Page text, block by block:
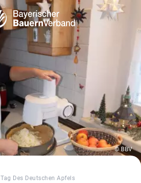
© BBV
Tag Des Deutschen Apfels